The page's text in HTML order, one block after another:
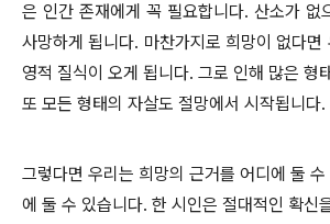
은 인간 존재에게 꼭 필요합니다. 산소가 없
사망하게 됩니다. 마찬가지로 희망이 없다면
영적 질식이 오게 됩니다. 그로 인해 많은 형
또 모든 형태의 자살도 절망에서 시작됩니다.
그렇다면 우리는 희망의 근거를 어디에 둘
에 둘 수 있습니다. 한 시인은 절대적인 확신